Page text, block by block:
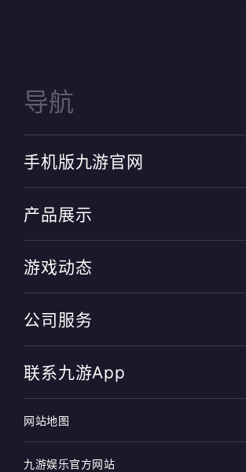
导航
手机版九游官网
产品展示
游戏动态
公司服务
联系九游app
网站地图
九游娱乐官方网站